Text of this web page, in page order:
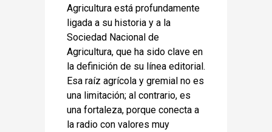
Agricultura está profundamente
ligada a su historia y a la
Sociedad Nacional de
Agricultura, que ha sido clave en
la definición de su línea editorial.
Esa raíz agrícola y gremial no es
una limitación; al contrario, es
una fortaleza, porque conecta a
la radio con valores muy